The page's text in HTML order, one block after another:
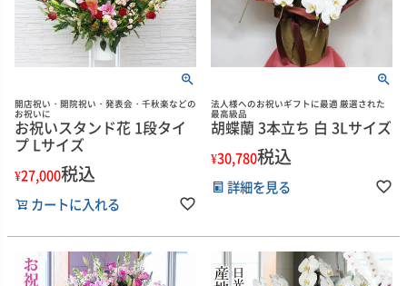
開店祝い・開院祝い・発表会・千秋楽などの
お祝いに
お祝いスタンド花 1段タイ
プ Lサイズ
¥27,000税込
カートに入れる
法人様へのお祝いギフトに最適 厳選された
最高級品
胡蝶蘭 3本立ち 白 3Lサイズ
¥30,780税込
詳細を見る